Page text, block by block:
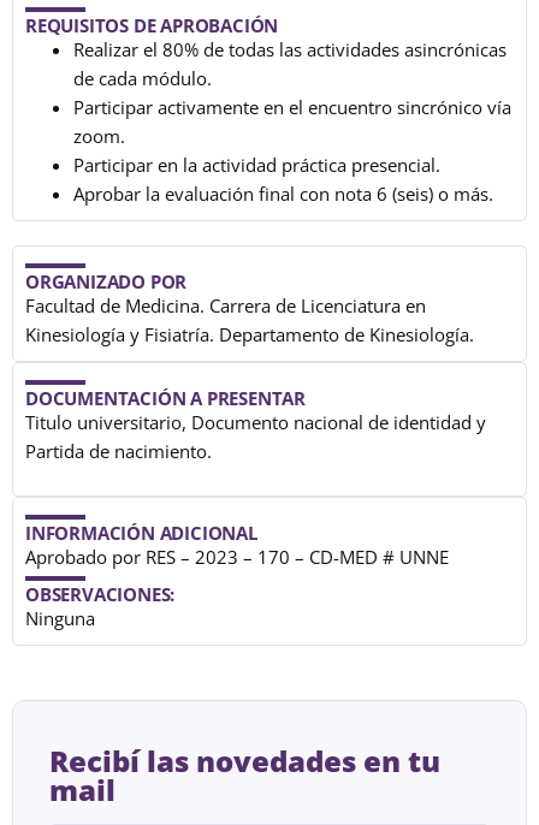
REQUISITOS DE APROBACIÓN
Realizar el 80% de todas las actividades asincrónicas
de cada módulo.
Participar activamente en el encuentro sincrónico vía
zoom.
Participar en la actividad práctica presencial.
Aprobar la evaluación final con nota 6 (seis) o más.
ORGANIZADO POR
Facultad de Medicina. Carrera de Licenciatura en
Kinesiología y Fisiatría. Departamento de Kinesiología.
DOCUMENTACIÓN A PRESENTAR
Titulo universitario, Documento nacional de identidad y
Partida de nacimiento.
INFORMACIÓN ADICIONAL
Aprobado por RES – 2023 – 170 – CD-MED # UNNE
OBSERVACIONES:
Ninguna
Recibí las novedades en tu
mail